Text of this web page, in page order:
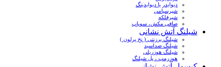
دیوایدر یا دیوایدینگ
شیرسیامی
شیرفلکه
صافی مکش، سوپاپ
شیلنگ آتش نشانی
شیلنگ برزنتی ( نخ پرلون )
شیلنگ ضداسید
شیلنگ هوزریلی
هوزرمپ ، پل شیلنگ